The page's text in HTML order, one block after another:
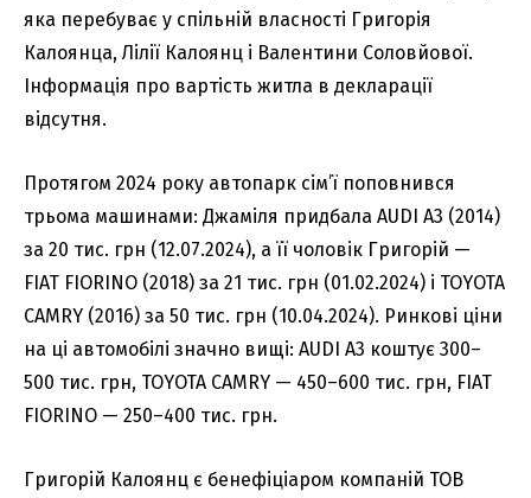
яка перебуває у спільній власності Григорія
Калоянца, Лілії Калоянц і Валентини Соловйової.
Інформація про вартість житла в декларації
відсутня.
Протягом 2024 року автопарк сім’ї поповнився
трьома машинами: Джаміля придбала AUDI A3 (2014)
за 20 тис. грн (12.07.2024), а її чоловік Григорій —
FIAT FIORINO (2018) за 21 тис. грн (01.02.2024) і TOYOTA
CAMRY (2016) за 50 тис. грн (10.04.2024). Ринкові ціни
на ці автомобілі значно вищі: AUDI A3 коштує 300–
500 тис. грн, TOYOTA CAMRY — 450–600 тис. грн, FIAT
FIORINO — 250–400 тис. грн.
Григорій Калоянц є бенефіціаром компаній ТОВ